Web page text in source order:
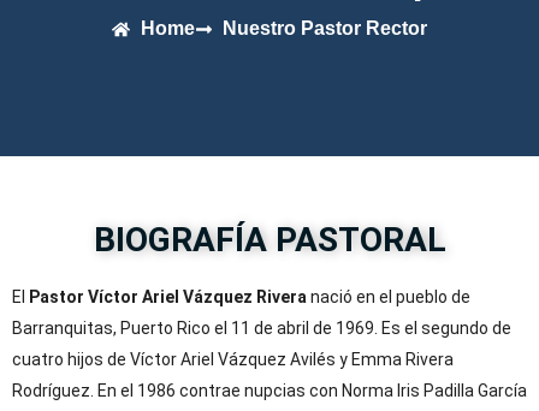
bíblico
Home Nuestro Pastor Rector
BIOGRAFÍA PASTORAL
El Pastor Víctor Ariel Vázquez Riveranació en el pueblo de
Barranquitas, Puerto Rico el 11 de abril de 1969. Es el segundo de
cuatro hijos de Víctor Ariel Vázquez Avilés y Emma Rivera
Rodríguez. En el 1986 contrae nupcias con Norma Iris Padilla García